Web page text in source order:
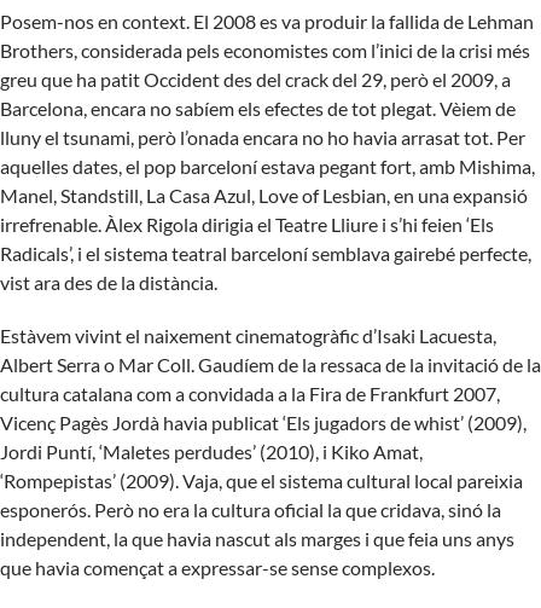
Posem-nos en context. El 2008 es va produir la fallida de Lehman
Brothers, considerada pels economistes com l’inici de la crisi més
greu que ha patit Occident des del crack del 29, però el 2009, a
Barcelona, encara no sabíem els efectes de tot plegat. Vèiem de
lluny el tsunami, però l’onada encara no ho havia arrasat tot. Per
aquelles dates, el pop barceloní estava pegant fort, amb Mishima,
Manel, Standstill, La Casa Azul, Love of Lesbian, en una expansió
irrefrenable. Àlex Rigola dirigia el Teatre Lliure i s’hi feien ‘Els
Radicals’, i el sistema teatral barceloní semblava gairebé perfecte,
vist ara des de la distància.
Estàvem vivint el naixement cinematogràfic d’Isaki Lacuesta,
Albert Serra o Mar Coll. Gaudíem de la ressaca de la invitació de la
cultura catalana com a convidada a la Fira de Frankfurt 2007,
Vicenç Pagès Jordà havia publicat ‘Els jugadors de whist’ (2009),
Jordi Puntí, ‘Maletes perdudes’ (2010), i Kiko Amat,
‘Rompepistas’ (2009). Vaja, que el sistema cultural local pareixia
esponerós. Però no era la cultura oficial la que cridava, sinó la
independent, la que havia nascut als marges i que feia uns anys
que havia començat a expressar-se sense complexos.